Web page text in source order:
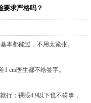
要求严格吗？
本都能过，不用太紧张。
cm医生都不给签字。
行；裸眼4.9以下也不碍事，